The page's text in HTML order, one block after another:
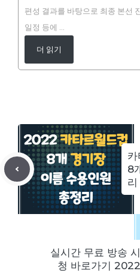
편성 결과를 바탕으로 최종 본선
일정 등에 …
더 읽기
8
리
실시간 무료 방송 시
청 바로가기 2022